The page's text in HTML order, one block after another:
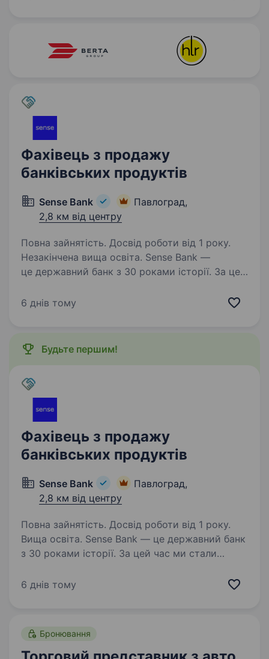
здійснювались мрії українців. Шукаємо…
Фахівець з продажу
банківських продуктів
Sense Bank
Павлоград,
2,8 км від центру
Повна зайнятість. Досвід роботи від 1 року.
Незакінчена вища освіта. Sense Bank —
це державний банк з 30 роками історії. За цей
а спільнотою з 4000 людей, де кожен
6 днів тому
Будьте першим!
Фахівець з продажу
банківських продуктів
Sense Bank
Павлоград,
2,8 км від центру
Повна зайнятість. Досвід роботи від 1 року.
Вища освіта. Sense Bank — це державний банк
з 30 роками історії. За цей час ми стали
з 4000 людей, де кожен присвячений місії —
6 днів тому
Бронювання